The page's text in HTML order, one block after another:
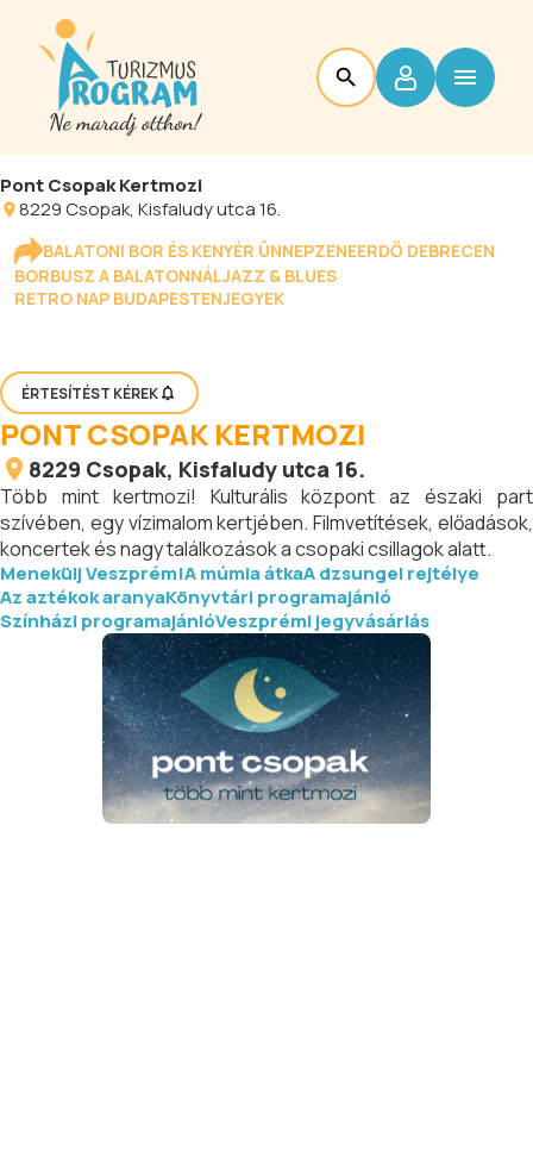
Pont Csopak Kertmozi
8229Csopak, Kisfaludy utca 16.
BALATONI BOR ÉS KENYÉR ÜNNEPZENEERDŐ DEBRECEN
BORBUSZ A BALATONNÁLJAZZ & BLUES
RETRO NAP BUDAPESTENJEGYEK
ÉRTESÍTÉST KÉREK
PONT CSOPAK KERTMOZI
8229 Csopak, Kisfaludy utca 16.
Több mint kertmozi! Kulturális központ az északi part
szívében, egy vízimalom kertjében. Filmvetítések, előadások,
koncertek és nagy találkozások a csopaki csillagok alatt.
Menekülj Veszprém!A múmia átkaA dzsungel rejtélye
Az aztékok aranyaKönyvtári programajánló
Színházi programajánlóVeszprémi jegyvásárlás